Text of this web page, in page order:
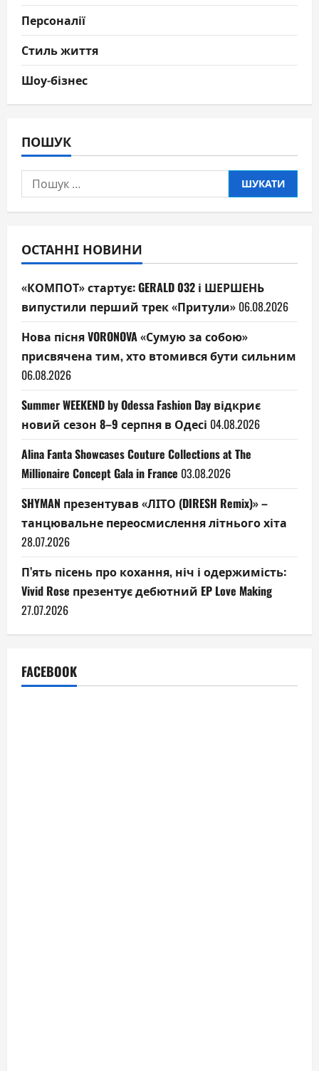
Персоналії
Стиль життя
Шоу-бізнес
ПОШУК
Пошук:
ОСТАННІ НОВИНИ
«КОМПОТ» стартує: GERALD 032 і ШЕРШЕНЬ
випустили перший трек «Притули» 06.08.2026
Нова пісня VORONOVA «Сумую за собою»
присвячена тим, хто втомився бути сильним
06.08.2026
Summer WEEKEND by Odessa Fashion Day відкриє
новий сезон 8–9 серпня в Одесі 04.08.2026
Alina Fanta Showcases Couture Collections at The
Millionaire Concept Gala in France 03.08.2026
SHYMAN презентував «ЛІТО (DIRESH Remix)» –
танцювальне переосмислення літнього хіта
28.07.2026
П’ять пісень про кохання, ніч і одержимість:
Vivid Rose презентує дебютний EP Love Making
27.07.2026
FACEBOOK